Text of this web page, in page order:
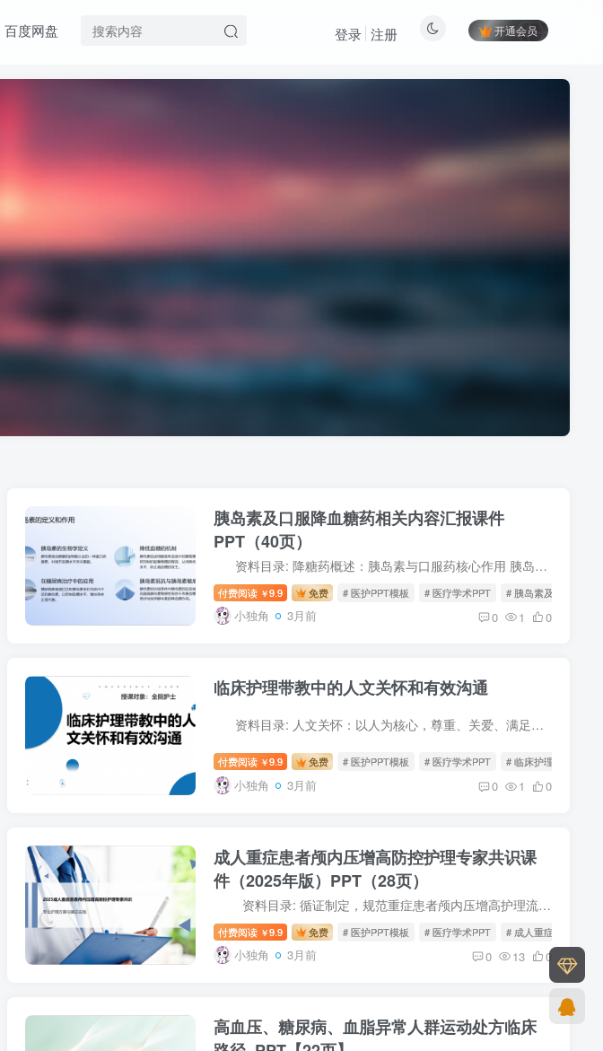
百度网盘 开通会员
登录 注册
胰岛素及口服降血糖药相关内容汇报课件
PPT（40页）
资料目录: 降糖药概述：胰岛素与口服药核心作用 胰岛素使用方法与注意事项 口服降糖药服用方法与禁忌 胰岛素与口服药适用人群 胰岛素分类及作用特点 常用口服降糖药...
付费阅读 ￥9.9 免费 # 医护PPT模板 # 医疗学术PPT # 胰岛素及口服降血
小独角 3月前 0 1 0
临床护理带教中的人文关怀和有效沟通
资料目录: 人文关怀：以人为核心，尊重、关爱、满足护生需求 核心要素：尊重差异、关注情感、建立信任 缓解护生压力，提升学习效果与职业认同 实施：建立安全感、私密反...
付费阅读 ￥9.9 免费 # 医护PPT模板 # 医疗学术PPT # 临床护理带教
小独角 3月前 0 1 0
成人重症患者颅内压增高防控护理专家共识课
件（2025年版）PPT（28页）
资料目录: 循证制定，规范重症患者颅内压增高护理流程 明确病因：占位、脑水肿、静脉回流障碍 核心识别：头痛、呕吐、意识障碍、库欣三联征 评估工具：GCS、FOUR 量...
付费阅读 ￥9.9 免费 # 医护PPT模板 # 医疗学术PPT # 成人重症患者颅内
小独角 3月前 0 13 0
高血压、糖尿病、血脂异常人群运动处方临床